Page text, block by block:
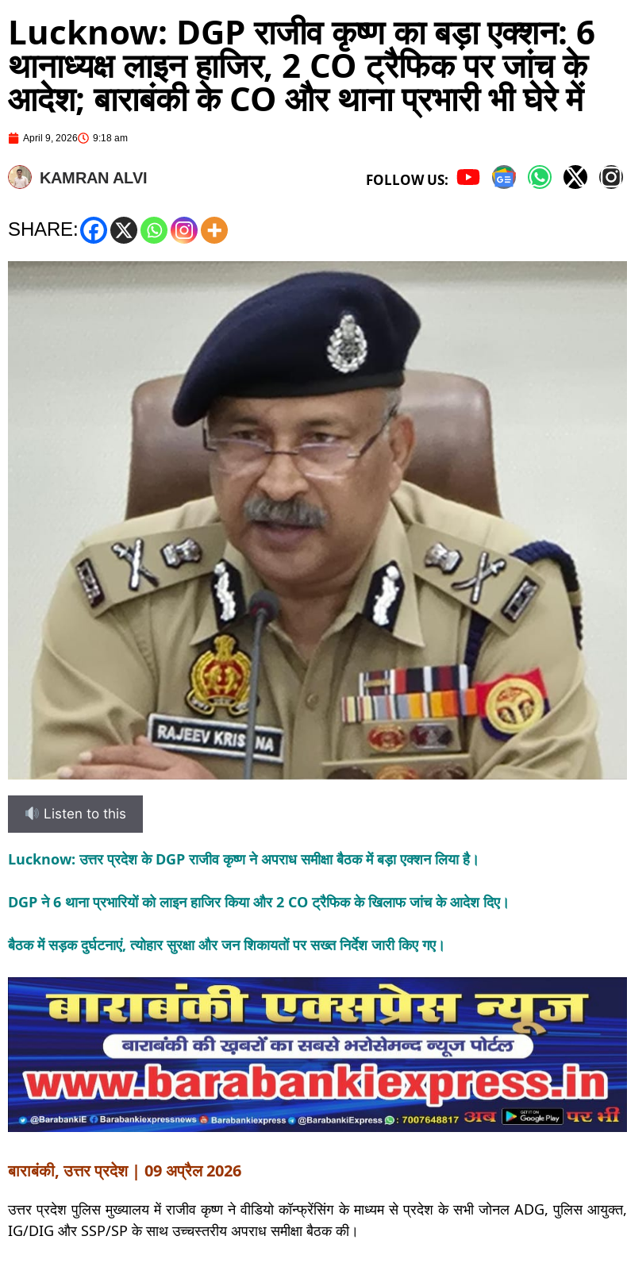
Lucknow: DGP राजीव कृष्ण का बड़ा एक्शन: 6
थानाध्यक्ष लाइन हाजिर, 2 CO ट्रैफिक पर जांच के
आदेश; बाराबंकी के CO और थाना प्रभारी भी घेरे में
April 9, 2026 9:18 am
KAMRAN ALVI FOLLOW US:
SHARE:
Listen to this
Lucknow: उत्तर प्रदेश के DGP राजीव कृष्ण ने अपराध समीक्षा बैठक में बड़ा एक्शन लिया है।
DGP ने 6 थाना प्रभारियों को लाइन हाजिर किया और 2 CO ट्रैफिक के खिलाफ जांच के आदेश दिए।
बैठक में सड़क दुर्घटनाएं, त्योहार सुरक्षा और जन शिकायतों पर सख्त निर्देश जारी किए गए।
बाराबंकी, उत्तर प्रदेश | 09 अप्रैल 2026
उत्तर प्रदेश पुलिस मुख्यालय में राजीव कृष्ण ने वीडियो कॉन्फ्रेंसिंग के माध्यम से प्रदेश के सभी जोनल ADG, पुलिस आयुक्त,
IG/DIG और SSP/SP के साथ उच्चस्तरीय अपराध समीक्षा बैठक की।